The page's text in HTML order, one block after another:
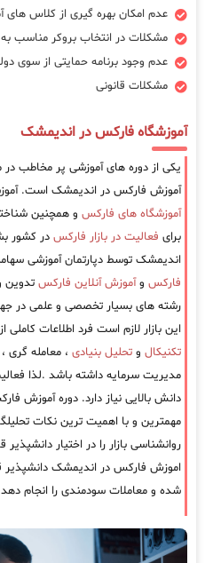
عدم امکان بهره گیری از کلاس
مشکلات در انتخاب بروکر مناسب
عدم وجود برنامه حمایتی از سوی
مشکلات قانونی
آموزشگاه فارکس در اندیمشک
یکی از دوره های آموزشی پر مخاطب در
آموزش فارکس در اندیمشک است.
آموزشگاه های فارکس و همچنین
برای فعالیت در بازار فارکس در کشور
اندیمشک توسط دپارتمان آموزشی
فارکس وآموزش آنلاین فارکس تدوین
رشته های بسیار تخصصی و علمی در
این بازار لازم است فرد اطلاعات
تکنیکال و تحلیل بنیادی ، معامله
مدیریت سرمایه داشته باشد .لذا
دانش بالایی نیاز دارد. دوره آموزش
مهمترین و با اهمیت ترین نکات
روانشناسی بازار را در اختیار
شده و معاملات سودمندی را انجام